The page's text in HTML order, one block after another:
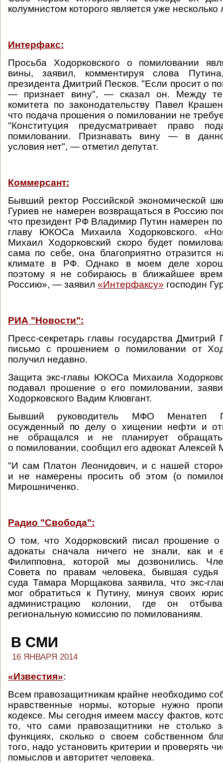
колумнистом которого является уже несколько
Интерфакс:
Просьба Ходорковского о помиловании
вины, заявил, комментируя слова Путина,
президента Дмитрий Песков. "Если просит о
— признает вину", — сказал он. Между
комитета по законодательству Павел
что подача прошения о помиловании не
"Конституция предусматривает право
помиловании. Признавать вину — в
условия нет", — отметил депутат.
Коммерсант:
Бывший ректор Российской экономической
Гуриев не намерен возвращаться в Россию
что президент РФ Владимир Путин намерен
главу ЮКОСа Михаила Ходорковского.
Михаил Ходорковский скоро будет
сама по себе, она благоприятно отразится
климате в РФ. Однако в моем деле
поэтому я не собираюсь в ближайшее
Россию», — заявил «Интерфаксу» господин
РИА "Новости":
Пресс-секретарь главы государства Дмитрий
письмо с прошением о помиловании от
получил недавно.
Защита экс-главы ЮКОСа Михаила
подавал прошение о его помиловании,
Ходорковского Вадим Клювгант.
Бывший руководитель МФО Менатеп
осужденный по делу о хищении нефти и
не обращался и не планирует
о помиловании, сообщил его адвокат Алексей
"И сам Платон Леонидович, и с нашей
и не намерены просить об этом (о
Мирошниченко.
Радио "Свобода":
О том, что Ходорковский писал прошение о
адокаты сначала ничего не знали, как и
Филипповна, которой мы дозвонились.
Совета по правам человека, бывшая судья
суда Тамара Морщакова заявила, что экс-
мог обратиться к Путину, минуя своих
администрацию колонии, где он
региональную комиссию по помилованиям.
В СМИ
16 ЯНВАРЯ 2014
«Известия»:
Всем правозащитникам крайне необходимо
нравственные нормы, которые нужно
кодексе. Мы сегодня имеем массу фактов,
то, что сами правозащитники не столько
функциях, сколько о своем собственном
того, надо установить критерии и проверять
помыслов и авторитет человека.